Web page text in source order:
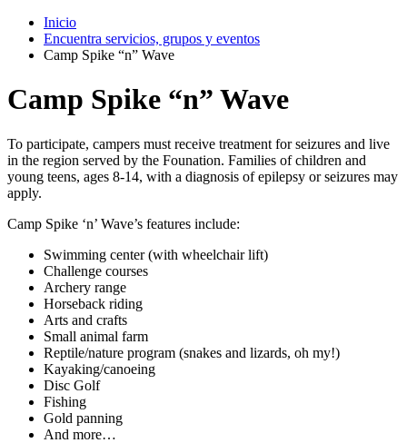
Inicio
Encuentra servicios, grupos y eventos
Camp Spike “n” Wave
Camp Spike “n” Wave
To participate, campers must receive treatment for seizures and live
in the region served by the Founation. Families of children and
young teens, ages 8-14, with a diagnosis of epilepsy or seizures may
apply.
Camp Spike ‘n’ Wave’s features include:
Swimming center (with wheelchair lift)
Challenge courses
Archery range
Horseback riding
Arts and crafts
Small animal farm
Reptile/nature program (snakes and lizards, oh my!)
Kayaking/canoeing
Disc Golf
Fishing
Gold panning
And more…